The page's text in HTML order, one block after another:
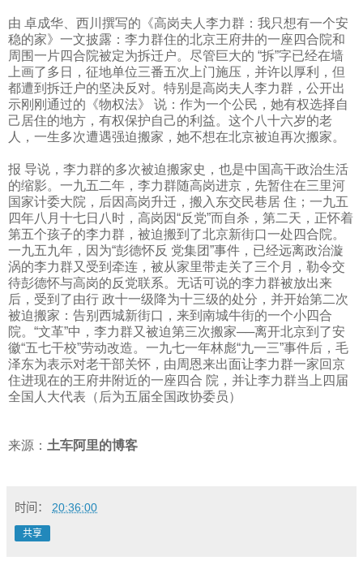
由 卓成华、西川撰写的《高岗夫人李力群：我只想有一个安
稳的家》一文披露：李力群住的北京王府井的一座四合院和
周围一片四合院被定为拆迁户。尽管巨大的 “拆”字已经在墙
上画了多日，征地单位三番五次上门施压，并许以厚利，但
都遭到拆迁户的坚决反对。特别是高岗夫人李力群，公开出
示刚刚通过的《物权法》 说：作为一个公民，她有权选择自
己居住的地方，有权保护自己的利益。这个八十六岁的老
人，一生多次遭遇强迫搬家，她不想在北京被迫再次搬家。
报 导说，李力群的多次被迫搬家史，也是中国高干政治生活
的缩影。一九五二年，李力群随高岗进京，先暂住在三里河
国家计委大院，后因高岗升迁，搬入东交民巷居 住；一九五
四年八月十七日八时，高岗因“反党”而自杀，第二天，正怀着
第五个孩子的李力群，被迫搬到了北京新街口一处四合院。
一九五九年，因为“彭德怀反 党集团”事件，已经远离政治漩
涡的李力群又受到牵连，被从家里带走关了三个月，勒令交
待彭德怀与高岗的反党联系。无话可说的李力群被放出来
后，受到了由行 政十一级降为十三级的处分，并开始第二次
被迫搬家：告别西城新街口，来到南城牛街的一个小四合
院。“文革”中，李力群又被迫第三次搬家──离开北京到了安
徽“五七干校”劳动改造。一九七一年林彪“九一三”事件后，毛
泽东为表示对老干部关怀，由周恩来出面让李力群一家回京
住进现在的王府井附近的一座四合 院，并让李力群当上四届
全国人大代表（后为五届全国政协委员）
来源： 土车阿里的博客
时间： 20:36:00
共享